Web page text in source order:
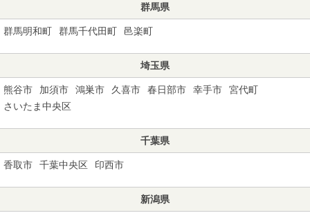
群馬県
群馬明和町 群馬千代田町 邑楽町
埼玉県
熊谷市 加須市 鴻巣市 久喜市 春日部市 幸手市
宮代町
さいたま中央区
千葉県
香取市 千葉中央区 印西市
新潟県